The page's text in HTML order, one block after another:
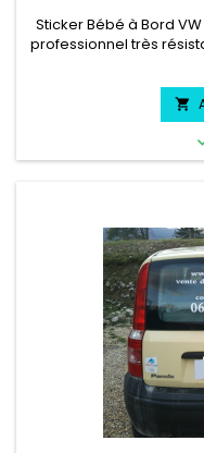
Sticker Bébé à Bord
professionnel très
